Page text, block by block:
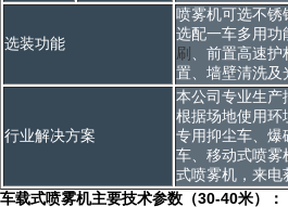
选装功能
喷雾机可选不锈
选配一车多用功
刷 、前置高速
置、墙壁清洗及
行业解决方案
本公司专业生产
根据场地使用环
专用抑尘车、爆
车、移动式喷雾
式喷雾机，来电
车载式喷雾机主要技术参数（30-40米）：